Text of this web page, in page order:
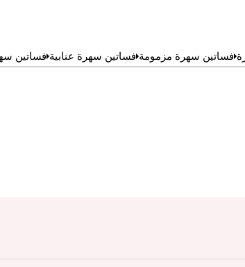
فساتين سهرة مزمومة فساتين سهرة عنابية فساتين